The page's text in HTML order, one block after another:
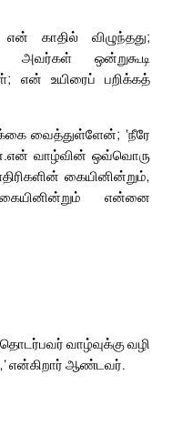
என் காதில் விழுந்தது;
அவர்கள் ஒன்றுகூடி
என் உயிரைப் பறிக்கத்
வைத்துள்ளேன்; ‘நீரே
என் வாழ்வின் ஒவ்வொரு
கையினின்றும்,
என்னை
வாழ்வுக்கு வழி
என்கிறார் ஆண்டவர்.